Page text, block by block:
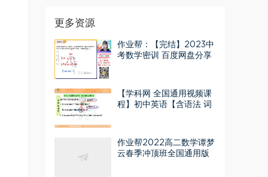
更多资源
作业帮：【完结】2023中
考数学密训 百度网盘分享
【学科网 全国通用视频课
程】初中英语【含语法 词
作业帮2022高二数学谭梦
云春季冲顶班全国通用版